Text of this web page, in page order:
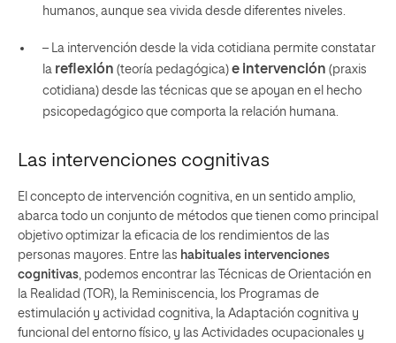
humanos, aunque sea vivida desde diferentes niveles.
– La intervención desde la vida cotidiana permite constatar
la reflexión (teoría pedagógica) e intervención (praxis
cotidiana) desde las técnicas que se apoyan en el hecho
psicopedagógico que comporta la relación humana.
Las intervenciones cognitivas
El concepto de intervención cognitiva, en un sentido amplio,
abarca todo un conjunto de métodos que tienen como principal
objetivo optimizar la eficacia de los rendimientos de las
personas mayores. Entre las habituales intervenciones
cognitivas, podemos encontrar las Técnicas de Orientación en
la Realidad (TOR), la Reminiscencia, los Programas de
estimulación y actividad cognitiva, la Adaptación cognitiva y
funcional del entorno físico, y las Actividades ocupacionales y